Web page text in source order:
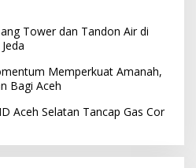
Tower dan Tandon Air di
Memperkuat Amanah,
Bagi Aceh
Aceh Selatan Tancap Gas Cor